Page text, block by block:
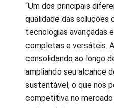
“Um dos principais
qualidade das soluções
tecnologias avançadas
completas e versáteis.
consolidando ao longo
ampliando seu alcance
sustentável, o que nos
competitiva no